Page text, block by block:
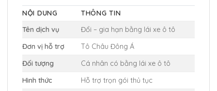
NỘI DUNG
THÔNG TIN
Tên dịch vụ
Đổi – gia hạn bằng lái xe ô tô
Đơn vị hỗ trợ
Tô Châu Đông Á
Đối tượng
Cá nhân có bằng lái xe ô tô
Hình thức
Hỗ trợ trọn gói thủ tục